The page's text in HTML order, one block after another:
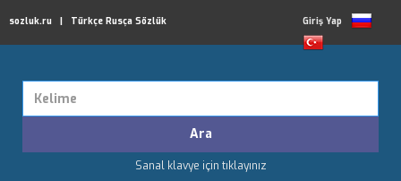
sozluk.ru | Türkçe Rusça Sözlük Giriş Yap
Sanal klavye için tıklayınız